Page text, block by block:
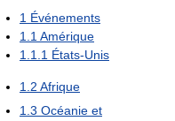
1 Événements
1.1 Amérique
1.1.1 États-Unis
1.2 Afrique
1.3 Océanie et